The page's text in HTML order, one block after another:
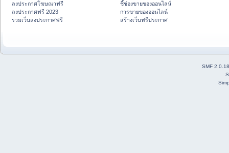
ลงประกาศโฆษณาฟรี
ลงประกาศฟรี 2023
รวมเว็บลงประกาศฟรี
ชี้ช่องขายของออนไลน์
การขายของออนไลน์
สร้างเว็บฟรีประกาศ
SMF 2.0.18